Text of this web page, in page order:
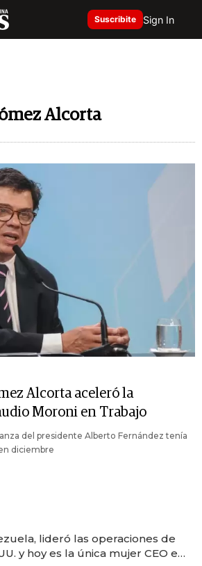
Suscribite Sign In
Alcorta
Alcorta aceleró la
Moroni en Trabajo
del presidente Alberto Fernández tenía
diciembre
lideró las operaciones de
y hoy es la única mujer CEO en